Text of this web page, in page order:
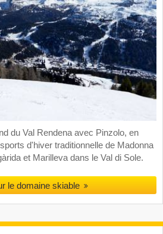
du Val Rendena avec Pinzolo, en
d'hiver traditionnelle de Madonna
et Marilleva dans le Val di Sole.
le domaine skiable